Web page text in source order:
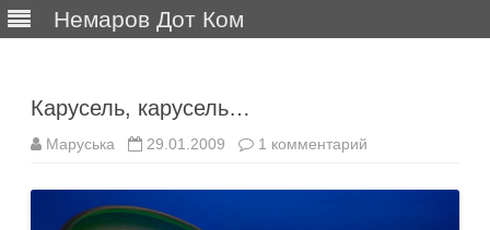
Немаров Дот Ком
Карусель, карусель…
Маруська 29.01.2009 1 комментарий
карусель…